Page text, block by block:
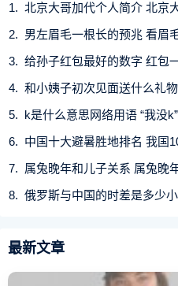
北京大哥加代个人简介 北京
男左眉毛一根长的预兆 看眉
给孙子红包最好的数字 红包
和小姨子初次见面送什么礼
k是什么意思网络用语 “我没
中国十大避暑胜地排名 我国
属兔晚年和儿子关系 属兔晚
俄罗斯与中国的时差是多少
最新文章